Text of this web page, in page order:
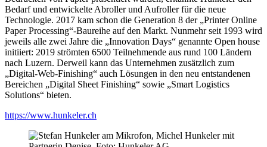
Bedarf und entwickelte Abroller und Aufroller für die neue
Technologie. 2017 kam schon die Generation 8 der „Printer Online
Paper Processing“-Baureihe auf den Markt. Nunmehr seit 1993 wird
jeweils alle zwei Jahre die „Innovation Days“ genannte Open house
initiiert: 2019 strömten 6500 Teilnehmende aus rund 100 Ländern
nach Luzern. Derweil kann das Unternehmen zusätzlich zum
„Digital-Web-Finishing“ auch Lösungen in den neu entstandenen
Bereichen „Digital Sheet Finishing“ sowie „Smart Logistics
Solutions“ bieten.
https://www.hunkeler.ch